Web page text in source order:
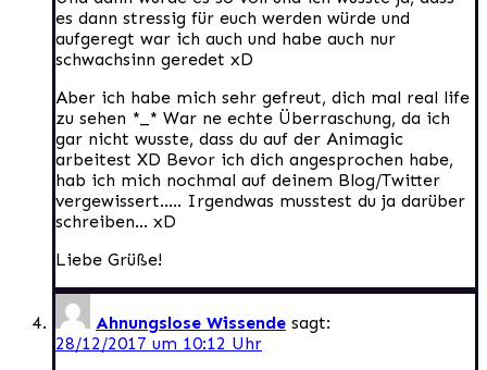
es dann stressig für euch werden würde und
aufgeregt war ich auch und habe auch nur
schwachsinn geredet xD
Aber ich habe mich sehr gefreut, dich mal real life
zu sehen *_* War ne echte Überraschung, da ich
gar nicht wusste, dass du auf der Animagic
arbeitest XD Bevor ich dich angesprochen habe,
hab ich mich nochmal auf deinem Blog/Twitter
vergewissert….. Irgendwas musstest du ja darüber
schreiben… xD
Liebe Grüße!
Ahnungslose Wissende sagt:
28/12/2017 um 10:12 Uhr